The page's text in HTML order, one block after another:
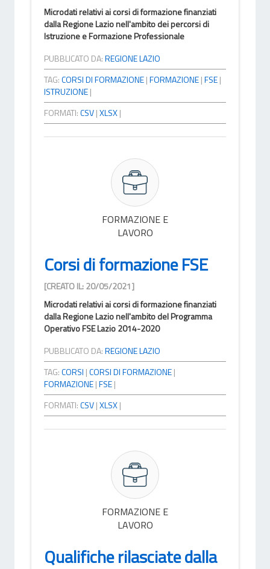
Microdati relativi ai corsi di formazione finanziati
dalla Regione Lazio nell'ambito dei percorsi di
Istruzione e Formazione Professionale
PUBBLICATO DA:REGIONE LAZIO
TAG:CORSI DI FORMAZIONE|FORMAZIONE|FSE|
ISTRUZIONE|
FORMATI:CSV|XLSX|
FORMAZIONE E
LAVORO
Corsi di formazione FSE
[CREATO IL: 20/05/2021]
Microdati relativi ai corsi di formazione finanziati
dalla Regione Lazio nell'ambito del Programma
Operativo FSE Lazio 2014-2020
PUBBLICATO DA:REGIONE LAZIO
TAG:CORSI |CORSI DI FORMAZIONE|
FORMAZIONE|FSE|
FORMATI:CSV|XLSX|
FORMAZIONE E
LAVORO
Qualifiche rilasciate dalla